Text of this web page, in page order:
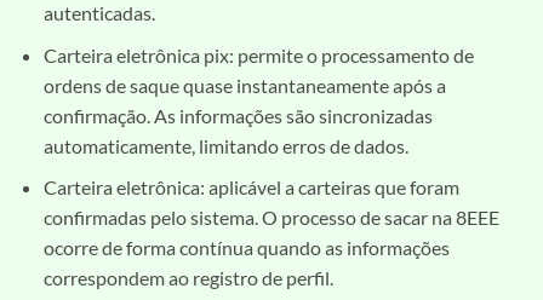
autenticadas.
Carteira eletrônica pix: permite o processamento de
ordens de saque quase instantaneamente após a
confirmação. As informações são sincronizadas
automaticamente, limitando erros de dados.
Carteira eletrônica: aplicável a carteiras que foram
confirmadas pelo sistema. O processo de sacar na 8EEE
ocorre de forma contínua quando as informações
correspondem ao registro de perfil.